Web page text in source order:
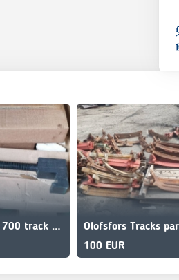
Olofsfors 700 track elements Clark Olofsfors parts
100 EUR